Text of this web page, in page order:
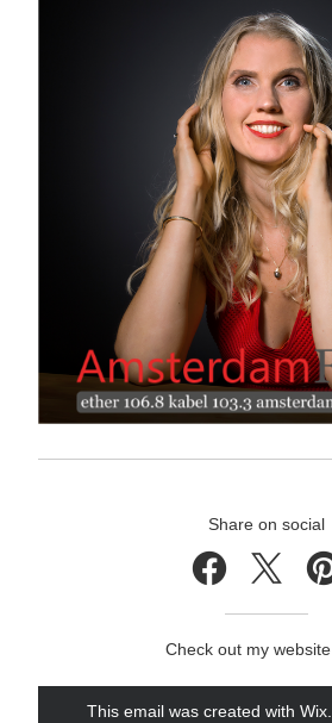
Share on social
Check out my website
This email was created with Wix.